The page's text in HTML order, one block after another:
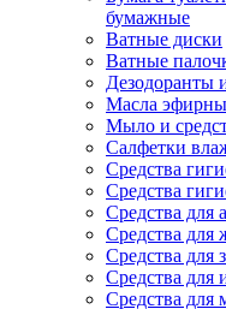
бумажные
Ватные диски
Ватные
Дезодоранты
Масла
Мыло и
Салфетки
Средства
Средства
Средства для
Средства для
Средства для
Средства для
Средства для